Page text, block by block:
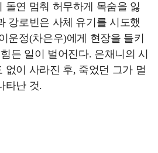
돌연 멈춰 허무하게 목숨을 잃
강로빈은 사체 유기를 시도했
운정(차은우)에게 현장을 들키
든 일이 벌어진다. 은채니의 시
없이 사라진 후, 죽었던 그가 멀
타난 것.